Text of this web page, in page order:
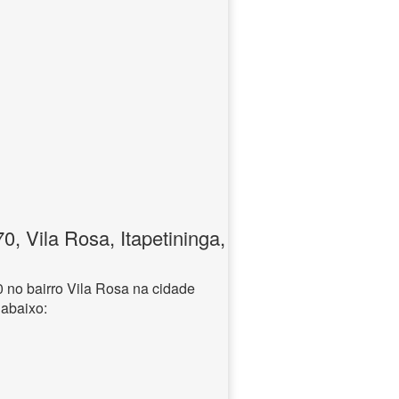
Vila Rosa, Itapetininga,
bairro Vila Rosa na cidade